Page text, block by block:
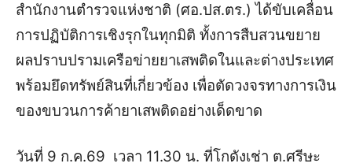
สำนักงานตำรวจแห่งชาติ (ศอ.ปส.ตร.) ได้ขับเคลื่อน
การปฏิบัติการเชิงรุกในทุกมิติ ทั้งการสืบสวนขยาย
ผลปราบปรามเครือข่ายยาเสพติดในและต่างประเทศ
พร้อมยึดทรัพย์สินที่เกี่ยวข้อง เพื่อตัดวงจรทางการเงิน
ของขบวนการค้ายาเสพติดอย่างเด็ดขาด
วันที่ 9 ก.ค.69 เวลา 11.30 น. ที่โกดังเช่า ต.ศรีษะ